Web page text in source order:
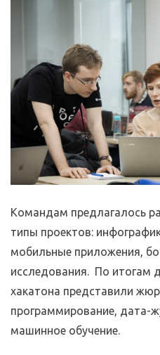
Командам предлагалось
типы проектов:
мобильные приложения,
исследования. По итогам
хакатона представили
программирование, дата-
машинное обучение.